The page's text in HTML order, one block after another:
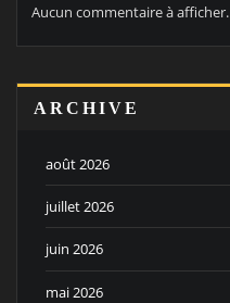
Aucun commentaire à afficher.
ARCHIVE
août 2026
juillet 2026
juin 2026
mai 2026